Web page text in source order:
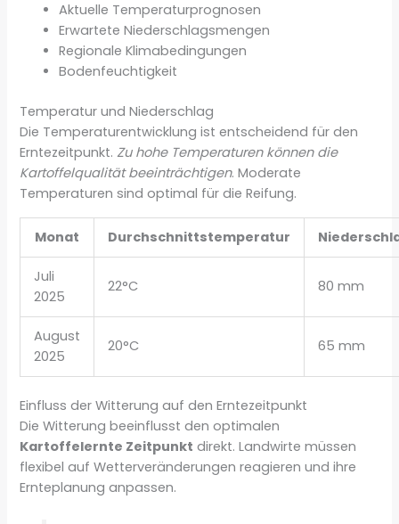
Aktuelle Temperaturprognosen
Erwartete Niederschlagsmengen
Regionale Klimabedingungen
Bodenfeuchtigkeit
Temperatur und Niederschlag
Die Temperaturentwicklung ist entscheidend für den
Erntezeitpunkt.Zu hohe Temperaturen können die
Kartoffelqualität beeinträchtigen. Moderate
Temperaturen sind optimal für die Reifung.
Monat Durchschnittstemperatur
Juli
2025
22°C 80 mm
August
2025
20°C 65 mm
Einfluss der Witterung auf den Erntezeitpunkt
Die Witterung beeinflusst den optimalen
Kartoffelernte Zeitpunkt direkt. Landwirte müssen
flexibel auf Wetterveränderungen reagieren und ihre
Ernteplanung anpassen.